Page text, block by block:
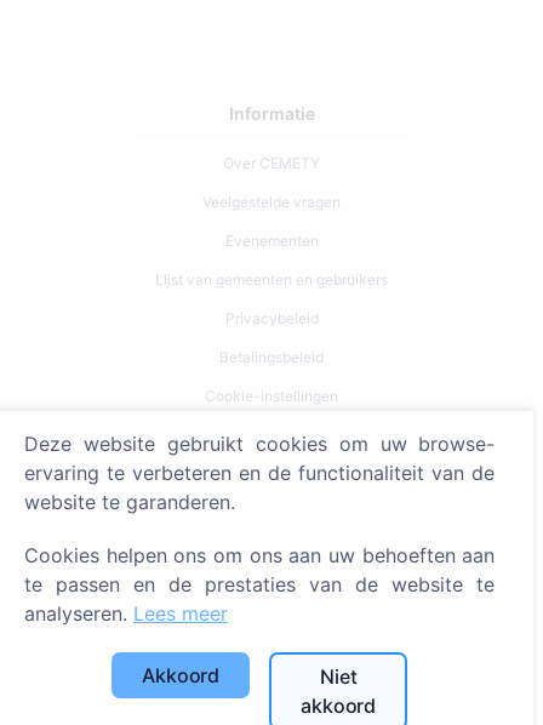
Informatie
Over CEMETY
Veelgestelde vragen
Evenementen
Lijst van gemeenten en gebruikers
Privacybeleid
Betalingsbeleid
Cookie-instellingen
Zoeken
Zoeken naar overledenen
Diensten
Contacten
SIA "CEMETY", LV40103618951
Deze website gebruikt cookies om uw browse-
ervaring te verbeteren en de functionaliteit van de
website te garanderen.
Cookies helpen ons om ons aan uw behoeften aan
te passen en de prestaties van de website te
analyseren. Lees meer
Akkoord
Niet
akkoord